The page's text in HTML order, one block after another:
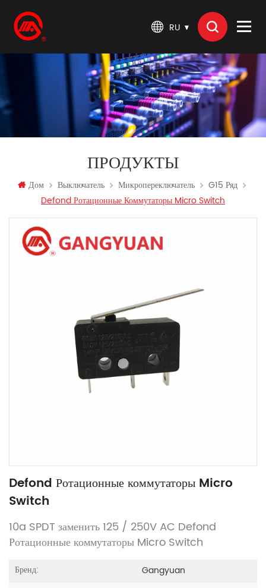
RU
ПРОДУКТЫ
Дом Выключатель Микропереключатель
G15 Ряд
Defond Ротационные Коммутаторы Micro Switch
Defond Ротационные коммутаторы Micro
Switch
10a SPDT заменить 125 / 250V AC Defond
Ротационные коммутаторы Micro Switch
Бренд:
Gangyuan